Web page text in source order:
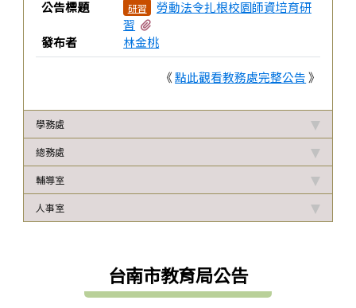
公告標題 研習
勞動法令扎根校園師資培育研
習
發布者
林金桃
《點此觀看教務處完整公告》
學務處
總務處
輔導室
人事室
台南市教育局公告